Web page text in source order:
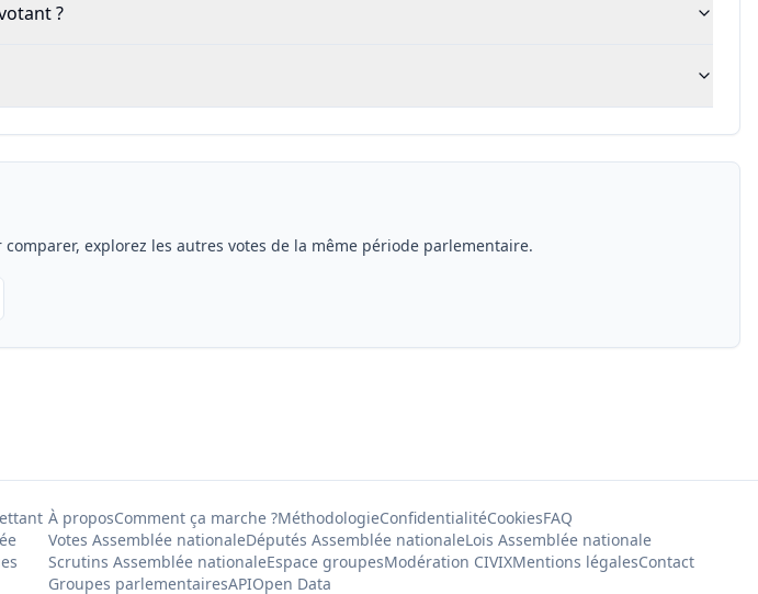
?
comparer, explorez les autres votes de la même période parlementaire.
À proposComment ça marche ?MéthodologieConfidentialitéCookiesFAQ
Votes Assemblée nationaleDéputés Assemblée nationaleLois Assemblée nationale
Scrutins Assemblée nationaleEspace groupesModération CIVIXMentions légalesContact
Groupes parlementairesAPIOpen Data